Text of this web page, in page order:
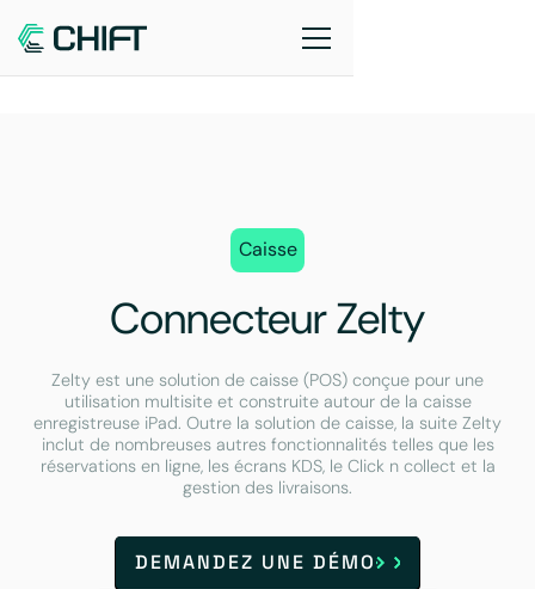
Caisse
Connecteur Zelty
Zelty est une solution de caisse (POS) conçue pour une
utilisation multisite et construite autour de la caisse
enregistreuse iPad. Outre la solution de caisse, la suite Zelty
inclut de nombreuses autres fonctionnalités telles que les
réservations en ligne, les écrans KDS, le Click n collect et la
gestion des livraisons.
DEMANDEZ UNE DÉMO